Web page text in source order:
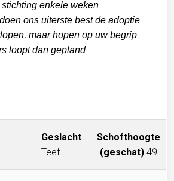
enkele weken
ons uiterste best de adoptie
maar hopen op uw begrip
loopt dan gepland
Geslacht
Teef
Schofthoogte
(geschat) 49